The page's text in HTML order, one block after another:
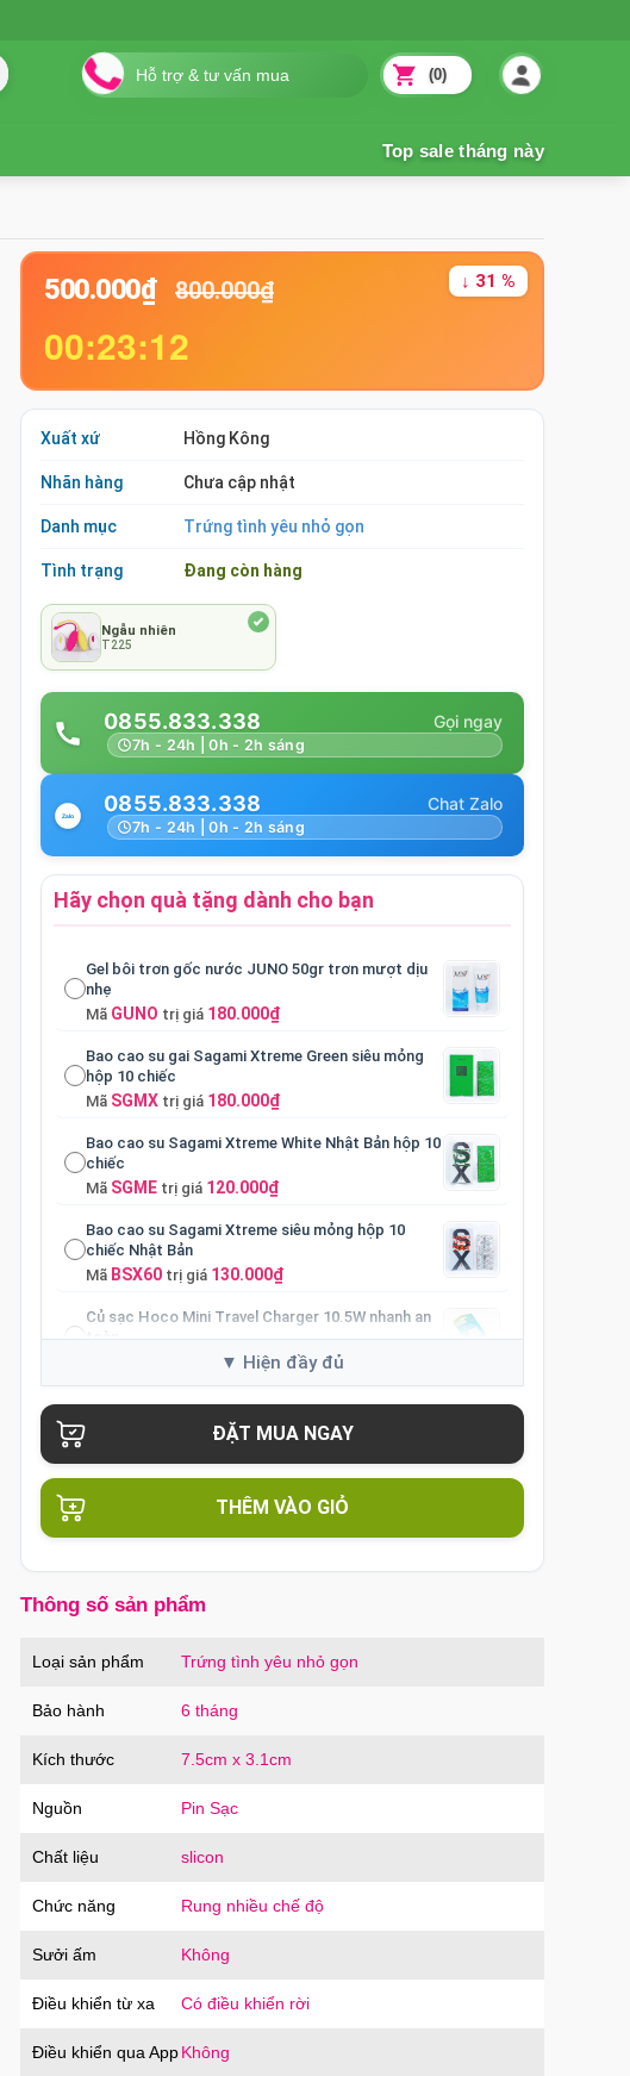
(0)
500.000₫ 800.000₫ ↓ 31 %
00:23:11
Xuất xứ Hồng Kông
Nhãn hàng Chưa cập nhật
Danh mục Trứng tình yêu nhỏ gọn
Tình trạng Đang còn hàng
Ngẫu nhiên
T225
0855.833.338
7h - 24h | 0h - 2h sáng
0855.833.338
7h - 24h | 0h - 2h sáng
Hãy chọn quà tặng dành cho bạn
Gel bôi trơn gốc nước JUNO 50gr trơn mượt dịu
nhẹ
Mã GUNO trị giá 180.000₫
Bao cao su gai Sagami Xtreme Green siêu mỏng
hộp 10 chiếc
Mã SGMX trị giá 180.000₫
Bao cao su Sagami Xtreme White Nhật Bản hộp 10
chiếc
Mã SGME trị giá 120.000₫
Bao cao su Sagami Xtreme siêu mỏng hộp 10
chiếc Nhật Bản
Mã BSX60 trị giá 130.000₫
Củ sạc Hoco Mini Travel Charger 10.5W nhanh an
toàn
90.000₫
THÊM VÀO GIỎ
Thông số sản phẩm
Loại sản phẩm Trứng tình yêu nhỏ gọn
Bảo hành 6 tháng
Kích thước 7.5cm x 3.1cm
Nguồn Pin Sạc
Chất liệu slicon
Chức năng Rung nhiều chế độ
Sưởi ấm Không
Điều khiển từ xa Có điều khiển rời
Điều khiển qua AppKhông